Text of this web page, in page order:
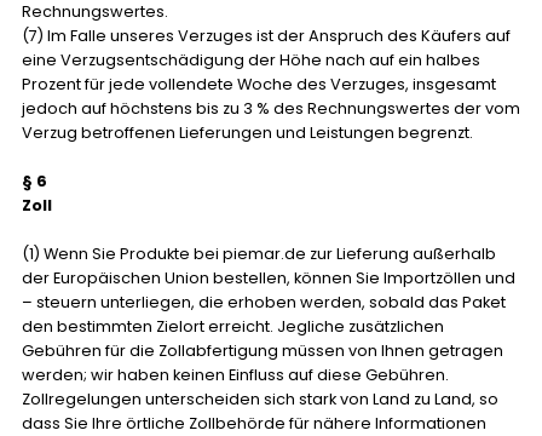
Rechnungswertes.
(7) Im Falle unseres Verzuges ist der Anspruch des Käufers auf
eine Verzugsentschädigung der Höhe nach auf ein halbes
Prozent für jede vollendete Woche des Verzuges, insgesamt
jedoch auf höchstens bis zu 3 % des Rechnungswertes der vom
Verzug betroffenen Lieferungen und Leistungen begrenzt.
§ 6
Zoll
(1) Wenn Sie Produkte bei piemar.de zur Lieferung außerhalb
der Europäischen Union bestellen, können Sie Importzöllen und
– steuern unterliegen, die erhoben werden, sobald das Paket
den bestimmten Zielort erreicht. Jegliche zusätzlichen
Gebühren für die Zollabfertigung müssen von Ihnen getragen
werden; wir haben keinen Einfluss auf diese Gebühren.
Zollregelungen unterscheiden sich stark von Land zu Land, so
dass Sie Ihre örtliche Zollbehörde für nähere Informationen